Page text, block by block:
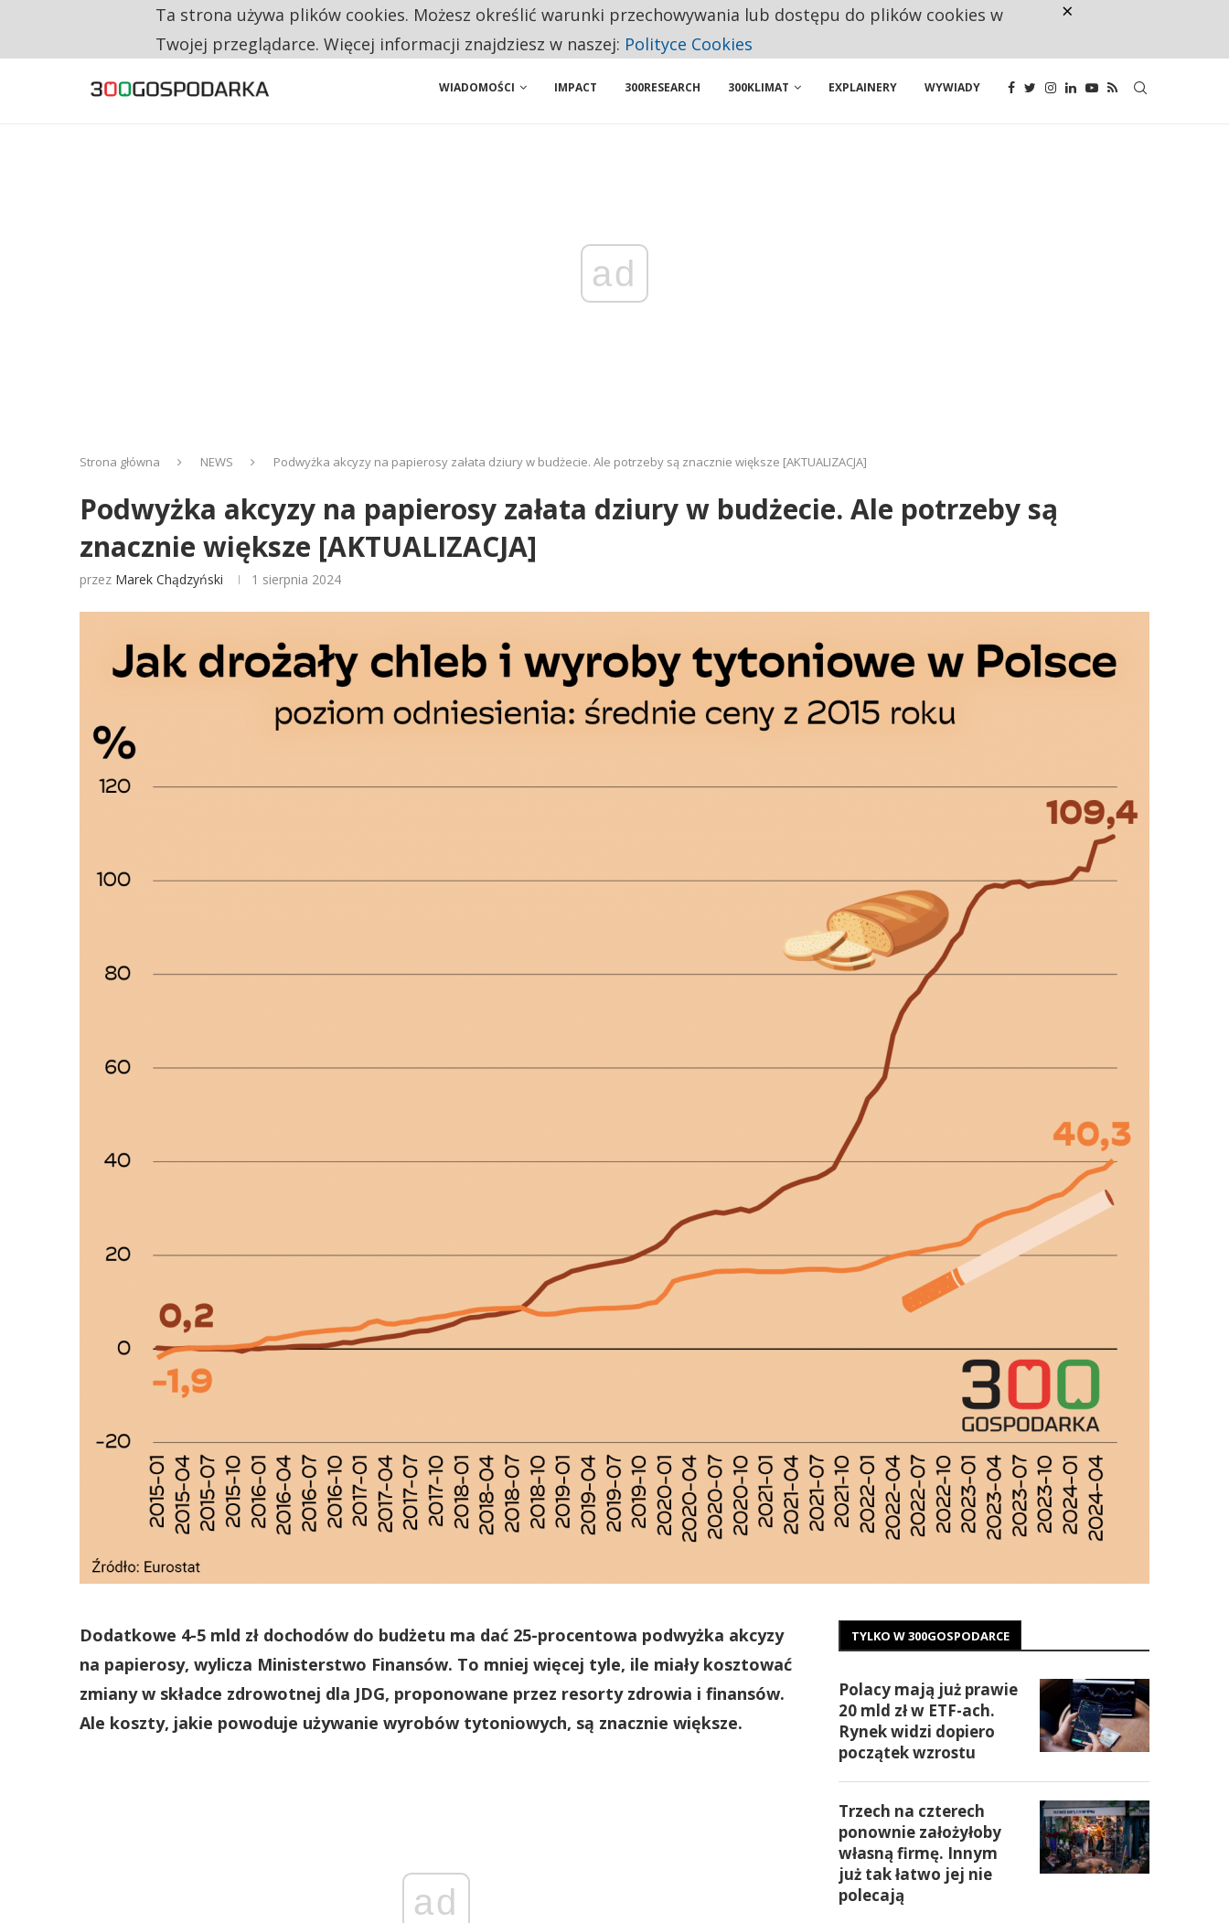
RESTRYKCJE CHIN UDERZAJĄ W EUROPEJSKI PRZEMYSŁ. NA LIŚCIE SĄ DWA PODMIOTY Z POLSKI
WIADOMOŚCI IMPACT 300RESEARCH 300KLIMAT EXPLAINERY WYWIADY
ad
Strona główna NEWS Podwyżka akcyzy na papierosy załata dziury w budżecie. Ale potrzeby są znacznie większe [AKTUALIZACJA]
Podwyżka akcyzy na papierosy załata dziury w budżecie. Ale potrzeby są
znacznie większe [AKTUALIZACJA]
przez Marek Chądzyński 1 sierpnia 2024
Dodatkowe 4-5 mld zł dochodów do budżetu ma dać 25-procentowa podwyżka akcyzy
na papierosy, wylicza Ministerstwo Finansów. To mniej więcej tyle, ile miały kosztować
zmiany w składce zdrowotnej dla JDG, proponowane przez resorty zdrowia i finansów.
Ale koszty, jakie powoduje używanie wyrobów tytoniowych, są znacznie większe.
ad
TYLKO W 300GOSPODARCE
Polacy mają już prawie
20 mld zł w ETF-ach.
Rynek widzi dopiero
początek wzrostu
Trzech na czterech
ponownie założyłoby
własną firmę. Innym
już tak łatwo jej nie
polecają
Ta strona używa plików cookies. Możesz określić warunki przechowywania lub dostępu do plików cookies w
Twojej przeglądarce. Więcej informacji znajdziesz w naszej: Polityce Cookies
×